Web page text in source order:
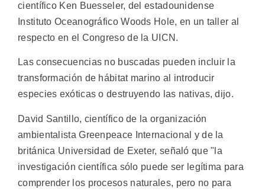
científico Ken Buesseler, del estadounidense
Instituto Oceanográfico Woods Hole, en un taller al
respecto en el Congreso de la UICN.
Las consecuencias no buscadas pueden incluir la
transformación de hábitat marino al introducir
especies exóticas o destruyendo las nativas, dijo.
David Santillo, científico de la organización
ambientalista Greenpeace Internacional y de la
británica Universidad de Exeter, señaló que "la
investigación científica sólo puede ser legítima para
comprender los procesos naturales, pero no para